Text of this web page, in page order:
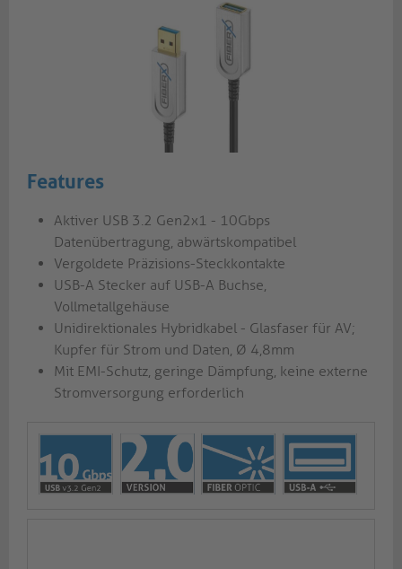
Features
Aktiver USB 3.2 Gen2x1 - 10Gbps
Datenübertragung, abwärtskompatibel
Vergoldete Präzisions-Steckkontakte
USB-A Stecker auf USB-A Buchse,
Vollmetallgehäuse
Unidirektionales Hybridkabel - Glasfaser für AV;
Kupfer für Strom und Daten, Ø 4,8mm
Mit EMI-Schutz, geringe Dämpfung, keine externe
Stromversorgung erforderlich